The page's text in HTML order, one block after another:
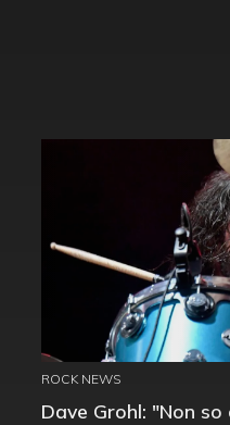
ROCK NEWS
Dave Grohl: "Non